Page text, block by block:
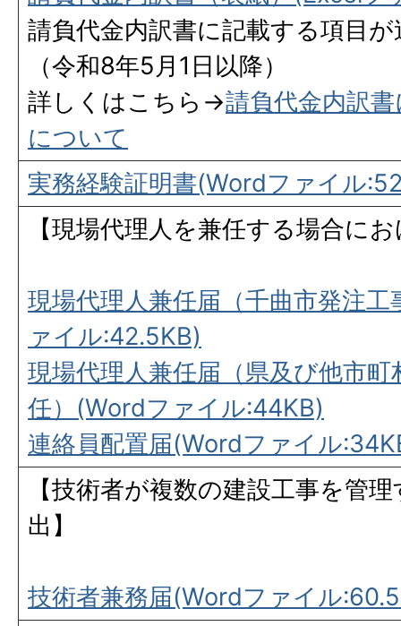
請負代金内訳書に記載する項目
（令和8年5月1日以降）
詳しくはこちら→請負代金内訳
について
実務経験証明書(Wordファイル
【現場代理人を兼任する場合に
現場代理人兼任届（千曲市発注
ァイル:42.5KB)
現場代理人兼任届（県及び他市
任）(Wordファイル:44KB)
連絡員配置届(Wordファイル
【技術者が複数の建設工事を管
出】
技術者兼務届(Wordファイル